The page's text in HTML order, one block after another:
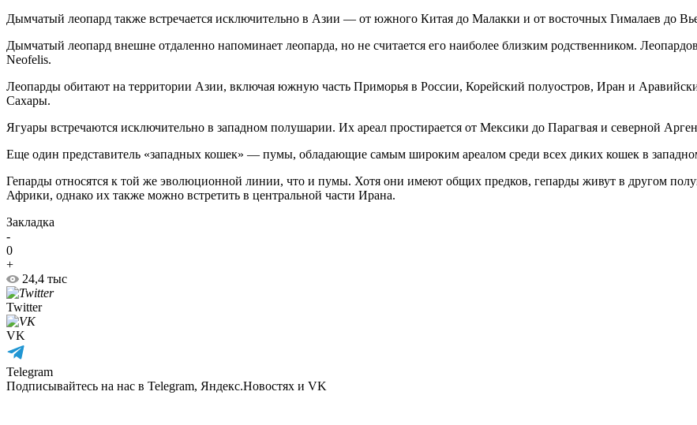
Дымчатый леопард также встречается исключительно в Азии — от южного Китая до Малакки и от восточных Гималаев до
Дымчатый леопард внешне отдаленно напоминает леопарда, но не считается его наиболее близким родственником.
Neofelis.
Леопарды обитают на территории Азии, включая южную часть Приморья в России, Корейский полуостров, Иран и
Сахары.
Ягуары встречаются исключительно в западном полушарии. Их ареал простирается от Мексики до Парагвая и северной
Еще один представитель «западных кошек» — пумы, обладающие самым широким ареалом среди всех диких кошек в
Гепарды относятся к той же эволюционной линии, что и пумы. Хотя они имеют общих предков, гепарды живут в другом
Африки, однако их также можно встретить в центральной части Ирана.
Закладка
-
0
+
24,4 тыс
Twitter
VK
Telegram
Подписывайтесь на нас в Telegram, Яндекс.Новостях и VK